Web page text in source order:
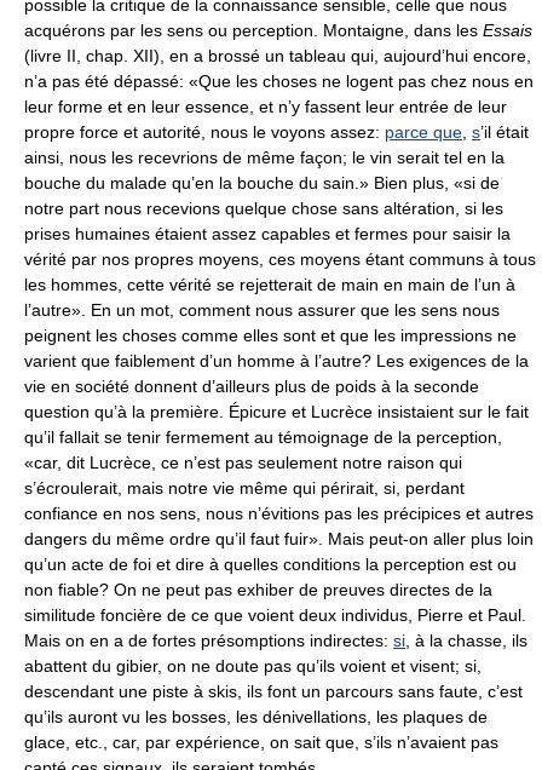
possible la critique de la connaissance sensible, celle que nous
acquérons par les sens ou perception. Montaigne, dans les Essais
(livre II, chap. XII), en a brossé un tableau qui, aujourd’hui encore,
n’a pas été dépassé: «Que les choses ne logent pas chez nous en
leur forme et en leur essence, et n’y fassent leur entrée de leur
propre force et autorité, nous le voyons assez: parce que s’il était
ainsi, nous les recevrions de même façon; le vin serait tel en la
bouche du malade qu’en la bouche du sain.» Bien plus, «si de
notre part nous recevions quelque chose sans altération, si les
prises humaines étaient assez capables et fermes pour saisir la
vérité par nos propres moyens, ces moyens étant communs à tous
les hommes, cette vérité se rejetterait de main en main de l’un à
l’autre». En un mot, comment nous assurer que les sens nous
peignent les choses comme elles sont et que les impressions ne
varient que faiblement d’un homme à l’autre? Les exigences de la
vie en société donnent d’ailleurs plus de poids à la seconde
question qu’à la première. Épicure et Lucrèce insistaient sur le fait
qu’il fallait se tenir fermement au témoignage de la perception,
«car, dit Lucrèce, ce n’est pas seulement notre raison qui
s’écroulerait, mais notre vie même qui périrait, si, perdant
confiance en nos sens, nous n’évitions pas les précipices et autres
dangers du même ordre qu’il faut fuir». Mais peut-on aller plus loin
qu’un acte de foi et dire à quelles conditions la perception est ou
non fiable? On ne peut pas exhiber de preuves directes de la
similitude foncière de ce que voient deux individus, Pierre et Paul.
Mais on en a de fortes présomptions indirectes: si , à la chasse, ils
abattent du gibier, on ne doute pas qu’ils voient et visent; si,
descendant une piste à skis, ils font un parcours sans faute, c’est
qu’ils auront vu les bosses, les dénivellations, les plaques de
glace, etc., car, par expérience, on sait que, s’ils n’avaient pas